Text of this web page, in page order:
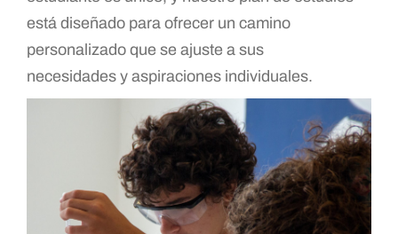
está diseñado para ofrecer un camino
personalizado que se ajuste a sus
necesidades y aspiraciones individuales.